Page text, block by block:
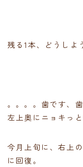
残る1本、どうしよ
。。。。歯です、歯
左上奥にニョキっ
今月上旬に、右上
に回復。